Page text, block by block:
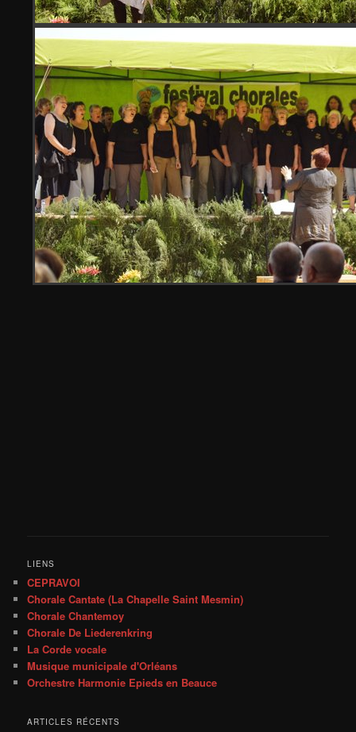
LIENS
CEPRAVOI
Chorale Cantate (La Chapelle Saint Mesmin)
Chorale Chantemoy
Chorale De Liederenkring
La Corde vocale
Musique municipale d'Orléans
Orchestre Harmonie Epieds en Beauce
ARTICLES RÉCENTS